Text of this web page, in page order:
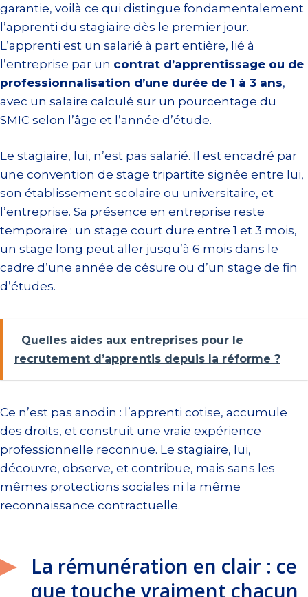
garantie, voilà ce qui distingue fondamentalement
l’apprenti du stagiaire dès le premier jour.
L’apprenti est un salarié à part entière, lié à
l’entreprise par un contrat d’apprentissage ou de
professionnalisation d’une durée de 1 à 3 ans,
avec un salaire calculé sur un pourcentage du
SMIC selon l’âge et l’année d’étude.
Le stagiaire, lui, n’est pas salarié. Il est encadré par
une convention de stage tripartite signée entre lui,
son établissement scolaire ou universitaire, et
l’entreprise. Sa présence en entreprise reste
temporaire : un stage court dure entre 1 et 3 mois,
un stage long peut aller jusqu’à 6 mois dans le
cadre d’une année de césure ou d’un stage de fin
d’études.
Quelles aides aux entreprises pour le
recrutement d’apprentis depuis la réforme ?
Ce n’est pas anodin : l’apprenti cotise, accumule
des droits, et construit une vraie expérience
professionnelle reconnue. Le stagiaire, lui,
découvre, observe, et contribue, mais sans les
mêmes protections sociales ni la même
reconnaissance contractuelle.
La rémunération en clair : ce
que touche vraiment chacun